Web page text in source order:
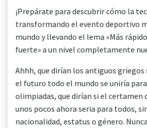
¡Prepárate para descubrir cómo la
transformando el evento deportivo
mundo y llevando el lema «Más
fuerte» a un nivel completamente
Ahhh, que dirían los antiguos griegos
el futuro todo el mundo se uniría
olimpiadas, que dirían si el certamen
unos pocos ahora seria para todos,
nacionalidad, estatus o género.